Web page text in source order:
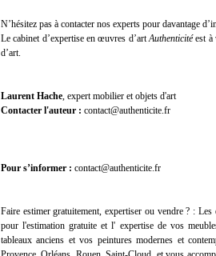
N’hésitez pas à contacter nos experts pour davantage
Le cabinet d’expertise en œuvres d’artAuthenticitéest à
d’art.
Laurent Hache, expert mobilier et objets d'art
Contacter l'auteur : contact@authenticite.fr
Pour s’informer : contact@authenticite.fr
Faire estimer gratuitement, expertiser ou vendre ? : Les
pour l'estimation gratuiteet l' expertisede vos
tableaux anciens et vos peintures modernes et